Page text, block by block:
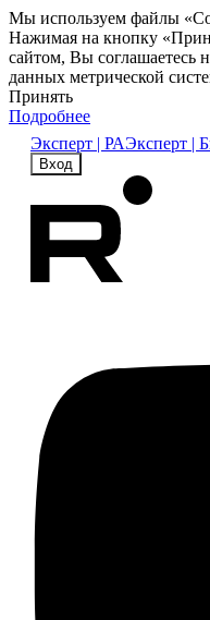
Мы используем файлы
Нажимая на кнопку
сайтом, Вы соглашаетесь
данных метрической
Принять
Подробнее
Эксперт | РАЭксперт |
Вход